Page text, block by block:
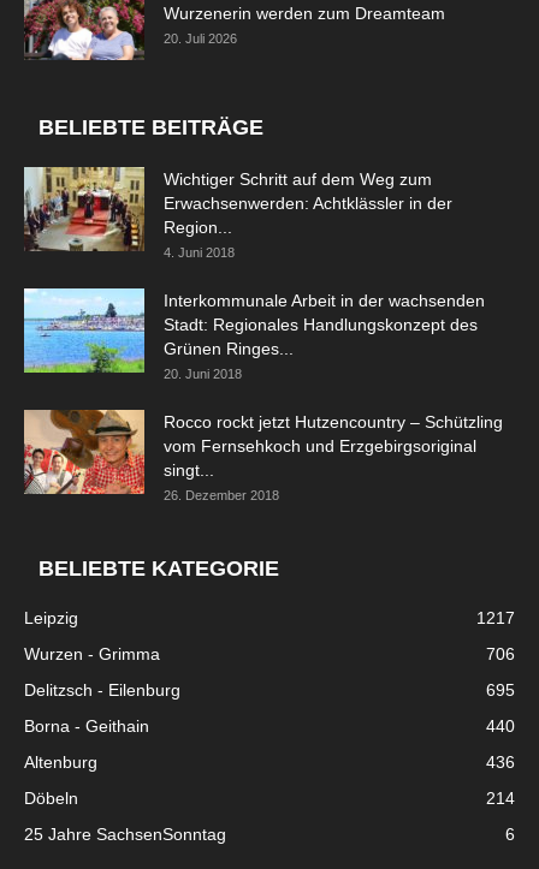
Wurzenerin werden zum Dreamteam
20. Juli 2026
BELIEBTE BEITRÄGE
Wichtiger Schritt auf dem Weg zum
Erwachsenwerden: Achtklässler in der
Region...
4. Juni 2018
Interkommunale Arbeit in der wachsenden
Stadt: Regionales Handlungskonzept des
Grünen Ringes...
20. Juni 2018
Rocco rockt jetzt Hutzencountry – Schützling
vom Fernsehkoch und Erzgebirgsoriginal
singt...
26. Dezember 2018
BELIEBTE KATEGORIE
Leipzig
1217
Wurzen - Grimma
706
Delitzsch - Eilenburg
695
Borna - Geithain
440
Altenburg
436
Döbeln
214
25 Jahre SachsenSonntag
6